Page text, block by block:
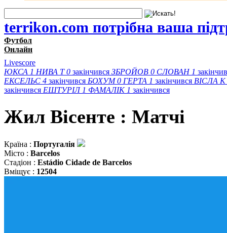
terrikon.com потрібна ваша
Футбол
Онлайн
Livescore
ЮКСА 1 НИВА Т 0 закінчився ЗБРОЙОВ 0 СЛОВАН 1
ЕКСЕЛЬС 4 закінчився БОХУМ 0 ГЕРТА 1 закінчився ВІСЛА K
закінчився ЕШТУРІЛ 1 ФАМАЛІК 1 закінчився
Жил Вісенте : Матчi
Країна : Португалія
Місто : Barcelos
Стадіон : Estádio Cidade de Barcelos
Вміщує : 12504